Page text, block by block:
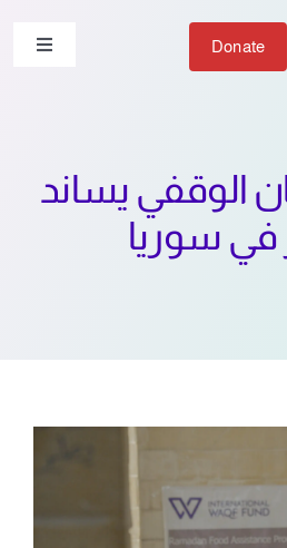
Donate
Toggle
شاركنا
الوقفي يساند
في سوريا